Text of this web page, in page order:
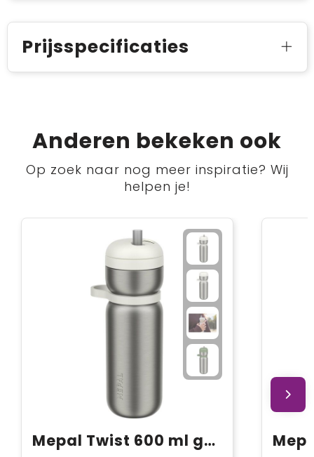
Prijsspecificaties
Anderen bekeken ook
Op zoek naar nog meer inspiratie? Wij
helpen je!
Mepal Twist 600 ml geïsoleerde sportfles